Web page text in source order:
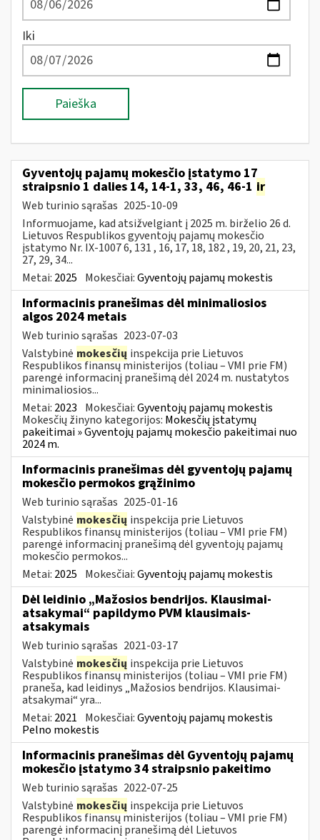
Iki
Paieška
Gyventojų pajamų mokesčio įstatymo 17
straipsnio 1 dalies 14, 14-1, 33, 46, 46-1 ir
Web turinio sąrašas 2025-10-09
Informuojame, kad atsižvelgiant į 2025 m. birželio 26 d.
Lietuvos Respublikos gyventojų pajamų mokesčio
įstatymo Nr. IX-1007 6, 131 , 16, 17, 18, 182 , 19, 20, 21, 23,
27, 29, 34...
Metai: 2025 Mokesčiai:Gyventojų pajamų mokestis
Informacinis pranešimas dėl minimaliosios
algos 2024 metais
Web turinio sąrašas 2023-07-03
Valstybinė mokesčių inspekcija prie Lietuvos
Respublikos finansų ministerijos (toliau – VMI prie FM)
parengė informacinį pranešimą dėl 2024 m. nustatytos
minimaliosios...
Metai: 2023 Mokesčiai:Gyventojų pajamų mokestis
Mokesčių žinyno kategorijos: Mokesčių įstatymų
pakeitimai » Gyventojų pajamų mokesčio pakeitimai nuo
2024 m.
Informacinis pranešimas dėl gyventojų pajamų
mokesčio permokos grąžinimo
Web turinio sąrašas 2025-01-16
Valstybinė mokesčių inspekcija prie Lietuvos
Respublikos finansų ministerijos (toliau – VMI prie FM)
parengė informacinį pranešimą dėl gyventojų pajamų
mokesčio permokos...
Metai: 2025 Mokesčiai:Gyventojų pajamų mokestis
Dėl leidinio „Mažosios bendrijos. Klausimai-
atsakymai“ papildymo PVM klausimais-
atsakymais
Web turinio sąrašas 2021-03-17
Valstybinė mokesčių inspekcija prie Lietuvos
Respublikos finansų ministerijos (toliau – VMI prie FM)
praneša, kad leidinys „Mažosios bendrijos. Klausimai-
atsakymai“ yra...
Metai: 2021 Mokesčiai:Gyventojų pajamų mokestis
Pelno mokestis
Informacinis pranešimas dėl Gyventojų pajamų
mokesčio įstatymo 34 straipsnio pakeitimo
Web turinio sąrašas 2022-07-25
Valstybinė mokesčių inspekcija prie Lietuvos
Respublikos finansų ministerijos (toliau – VMI prie FM)
parengė informacinį pranešimą dėl Lietuvos